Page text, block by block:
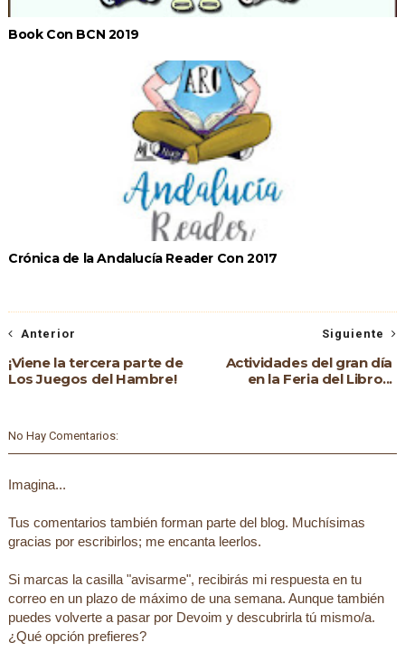
Book Con BCN 2019
Crónica de la Andalucía Reader Con 2017
Siguiente
Actividades del gran día
en la Feria del Libro...
Anterior
¡Viene la tercera parte de
Los Juegos del Hambre!
No Hay Comentarios:
Imagina...
Tus comentarios también forman parte del blog. Muchísimas
gracias por escribirlos; me encanta leerlos.
Si marcas la casilla "avisarme", recibirás mi respuesta en tu
correo en un plazo de máximo de una semana. Aunque también
puedes volverte a pasar por Devoim y descubrirla tú mismo/a.
¿Qué opción prefieres?